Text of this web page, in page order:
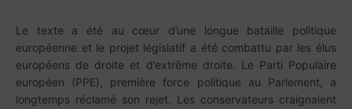
Le texte a été au cœur d’une longue bataille politique
européenne et le projet législatif a été combattu par les élus
européens de droite et d’extrême droite. Le Parti Populaire
européen (PPE), première force politique au Parlement, a
longtemps réclamé son rejet. Les conservateurs craignaient